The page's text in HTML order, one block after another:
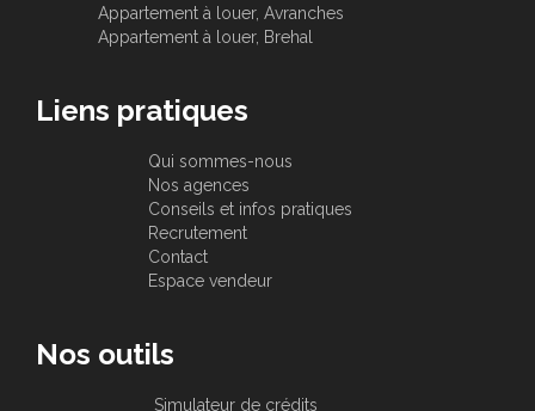
Appartement à louer, Avranches
Appartement à louer, Brehal
Liens pratiques
Qui sommes-nous
Nos agences
Conseils et infos pratiques
Recrutement
Contact
Espace vendeur
Nos outils
Simulateur de crédits